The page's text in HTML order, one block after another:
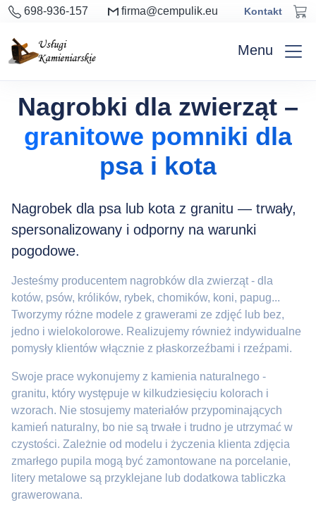
698-936-157 firma@cempulik.eu Kontakt
Menu
Nagrobki dla zwierząt –
granitowe pomniki dla
psa i kota
Nagrobek dla psa lub kota z granitu — trwały,
spersonalizowany i odporny na warunki
pogodowe.
Jesteśmy producentem nagrobków dla zwierząt - dla
kotów, psów, królików, rybek, chomików, koni, papug...
Tworzymy różne modele z grawerami ze zdjęć lub bez,
jedno i wielokolorowe. Realizujemy również indywidualne
pomysły klientów włącznie z płaskorzeźbami i rzeźpami.
Swoje prace wykonujemy z kamienia naturalnego -
granitu, który występuje w kilkudziesięciu kolorach i
wzorach. Nie stosujemy materiałów przypominających
kamień naturalny, bo nie są trwałe i trudno je utrzymać w
czystości. Zależnie od modelu i życzenia klienta zdjęcia
zmarłego pupila mogą być zamontowane na porcelanie,
litery metalowe są przyklejane lub dodatkowa tabliczka
grawerowana.